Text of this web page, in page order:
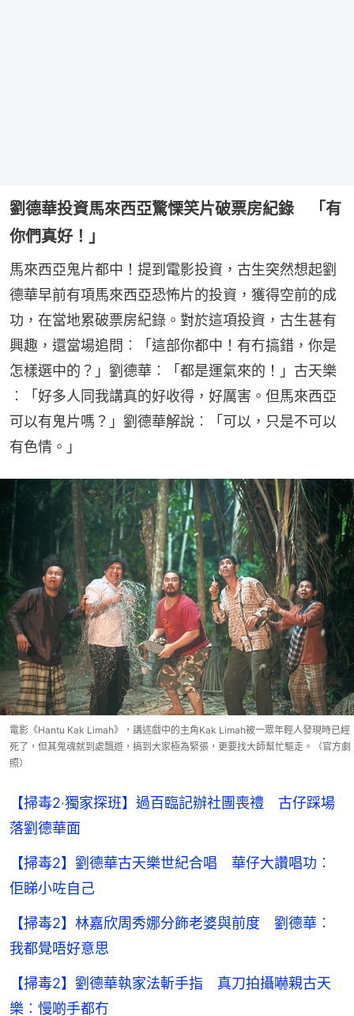
劉德華投資馬來西亞驚慄笑片破票房紀錄 「有
你們真好！」
馬來西亞鬼片都中！提到電影投資，古生突然想起劉
德華早前有項馬來西亞恐怖片的投資，獲得空前的成
功，在當地累破票房紀錄。對於這項投資，古生甚有
興趣，還當場追問︰「這部你都中！有冇搞錯，你是
怎樣選中的？」劉德華︰「都是運氣來的！」古天樂
︰「好多人同我講真的好收得，好厲害。但馬來西亞
可以有鬼片嗎？」劉德華解說︰「可以，只是不可以
有色情。」
電影《Hantu Kak Limah》，講述戲中的主角Kak Limah被一眾年輕人發現時已經
死了，但其鬼魂就到處飄遊，搞到大家極為緊張，更要找大師幫忙驅走。（官方劇
照）
【掃毒2‧獨家探班】過百臨記辦社團喪禮 古仔踩場
落劉德華面
【掃毒2】劉德華古天樂世紀合唱 華仔大讚唱功︰
佢睇小咗自己
【掃毒2】林嘉欣周秀娜分飾老婆與前度 劉德華︰
我都覺唔好意思
【掃毒2】劉德華執家法斬手指 真刀拍攝嚇親古天
樂︰慢啲手都冇